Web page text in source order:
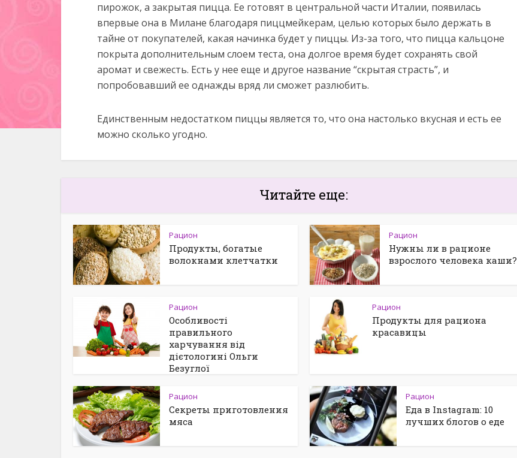
пирожок, а закрытая пицца. Ее готовят в центральной части Италии, появилась
впервые она в Милане благодаря пиццмейкерам, целью которых было держать в
тайне от покупателей, какая начинка будет у пиццы. Из-за того, что пицца кальцоне
покрыта дополнительным слоем теста, она долгое время будет сохранять свой
аромат и свежесть. Есть у нее еще и другое название “скрытая страсть”, и
попробовавший ее однажды вряд ли сможет разлюбить.
Единственным недостатком пиццы является то, что она настолько вкусная и есть ее
можно сколько угодно.
Читайте еще:
Рацион
Продукты, богатые
волокнами клетчатки
Рацион
Нужны ли в рационе
взрослого человека каши?
Рацион
Особливості
правильного
харчування від
дієтологині Ольги
Безуглої
Рацион
Продукты для рациона
красавицы
Рацион
Секреты приготовления
мяса
Рацион
Еда в Instagram: 10
лучших блогов о еде